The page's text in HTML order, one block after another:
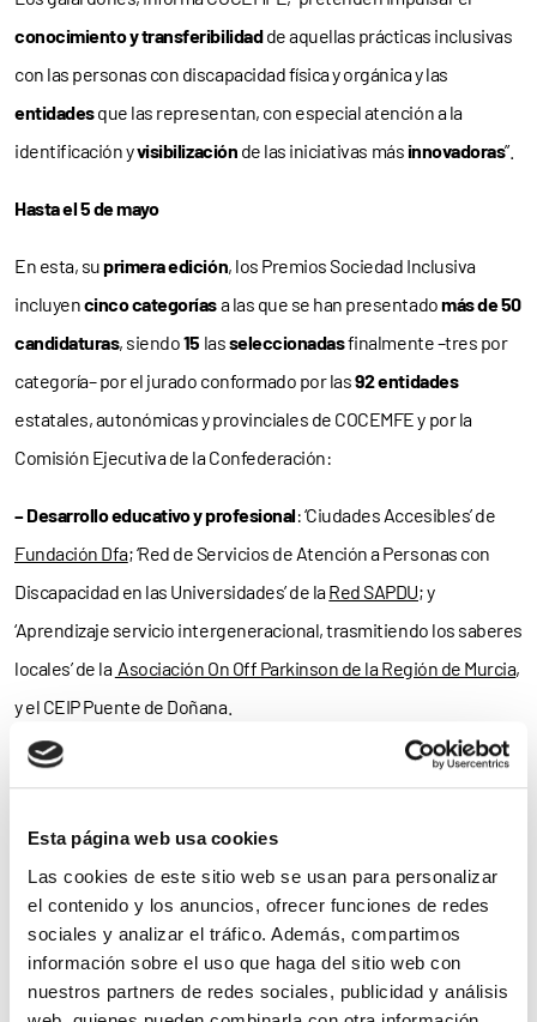
Esta página web usa cookies
Las cookies de este sitio web se usan para personalizar
el contenido y los anuncios, ofrecer funciones de redes
sociales y analizar el tráfico. Además, compartimos
información sobre el uso que haga del sitio web con
nuestros partners de redes sociales, publicidad y análisis
conocimiento y transferibilidadde aquellas prácticas inclusivas
con las personas con discapacidad física y orgánica y las
entidadesque las representan, con especial atención a la
identificación yvisibilización de las iniciativas másinnovadoras”.
Hasta el 5 de mayo
En esta, suprimera edición, los Premios Sociedad Inclusiva
incluyencinco categoríasa las que se han presentadomás de 50
candidaturas, siendo15 lasseleccionadasfinalmente –tres por
categoría– por el jurado conformado por las92 entidades
estatales, autonómicas y provinciales de COCEMFE y por la
Comisión Ejecutiva de la Confederación:
– Desarrollo educativo y profesional: ‘Ciudades Accesibles’ de
Fundación Dfa; ‘Red de Servicios de Atención a Personas con
Discapacidad en las Universidades’ de laRed SAPDU; y
‘Aprendizaje servicio intergeneracional, trasmitiendo los saberes
locales’ de la Asociación On Off Parkinson de la Región de Murcia,
y el CEIP Puente de Doñana.
– Innovación social e investigación
: ‘Ecointegrados, Madera
dificultades de la vida’ deFundación Merece la Pena
Discamedia’ de la agencia de noticias Servimedia .
– Coordinación sociosanitaria: ‘Comer con placer. Adaptación de
menús para personas con disfagia’ de laAsociación Párkinson
Cuenca; ‘Programa Gala y el Parkinson. Proyecto Dalí’ de la